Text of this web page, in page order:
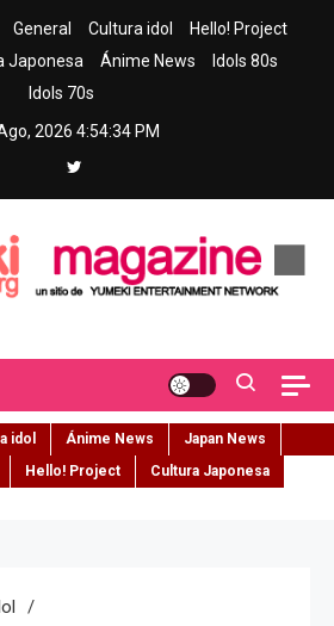
General Cultura idol
Hello! Project
Japonesa Ánime News
Idols 80s
Idols 70s
2026 4:54:35 PM
idol Ánime News
Japan News
Hello! Project
Cultura Japonesa